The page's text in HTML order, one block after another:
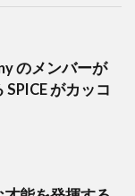
のメンバーが
SPICE がカッコ